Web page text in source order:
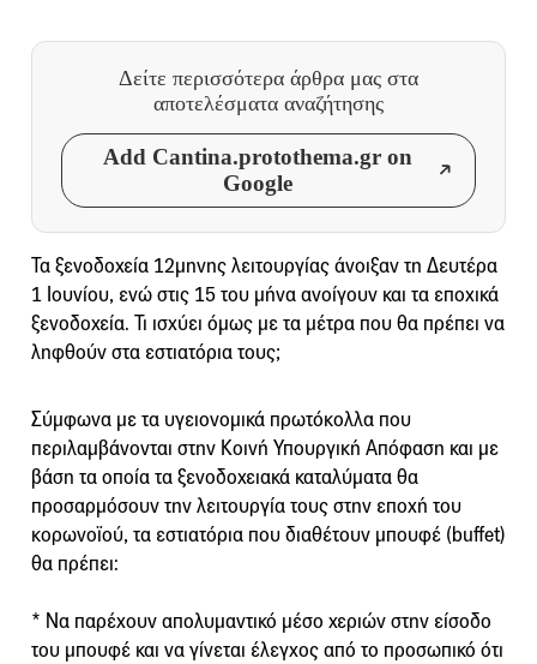
Δείτε περισσότερα άρθρα μας στα
αποτελέσματα αναζήτησης
Add Cantina.protothema.gr on
Google
Τα ξενοδοχεία 12μηνης λειτουργίας άνοιξαν τη Δευτέρα
1 Ιουνίου, ενώ στις 15 του μήνα ανοίγουν και τα εποχικά
ξενοδοχεία. Τι ισχύει όμως με τα μέτρα που θα πρέπει να
ληφθούν στα εστιατόρια τους;
Σύμφωνα με τα υγειονομικά πρωτόκολλα που
περιλαμβάνονται στην Κοινή Υπουργική Απόφαση και με
βάση τα οποία τα ξενοδοχειακά καταλύματα θα
προσαρμόσουν την λειτουργία τους στην εποχή του
κορωνοϊού, τα εστιατόρια που διαθέτουν μπουφέ (buffet)
θα πρέπει:
* Να παρέχουν απολυμαντικό μέσο χεριών στην είσοδο
του μπουφέ και να γίνεται έλεγχος από το προσωπικό ότι